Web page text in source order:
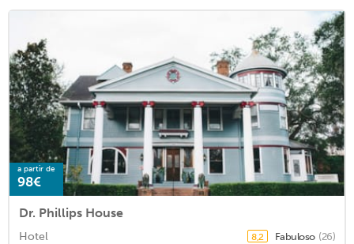
a partir de
98€
Dr. Phillips House
Hotel 8,2 Fabuloso (26)